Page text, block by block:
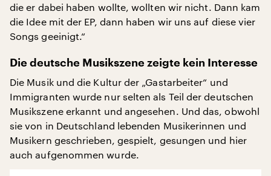
die er dabei haben wollte, wollten wir nicht. Dann kam
die Idee mit der EP, dann haben wir uns auf diese vier
Songs geeinigt.“
Die deutsche Musikszene zeigte kein Interesse
Die Musik und die Kultur der „Gastarbeiter“ und
Immigranten wurde nur selten als Teil der deutschen
Musikszene erkannt und angesehen. Und das, obwohl
sie von in Deutschland lebenden Musikerinnen und
Musikern geschrieben, gespielt, gesungen und hier
auch aufgenommen wurde.